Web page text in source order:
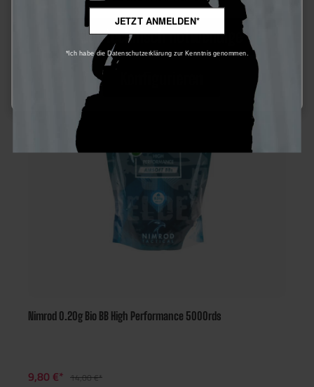
Nicht auf Lager
Nimrod 0.20g Bio BB High Performance 5000rds
9,80 €* 14,00 €*
Nur technisch notwendige
JETZT ANMELDEN*
*Ich habe die Datenschutzerklärung zur Kenntnis genommen.